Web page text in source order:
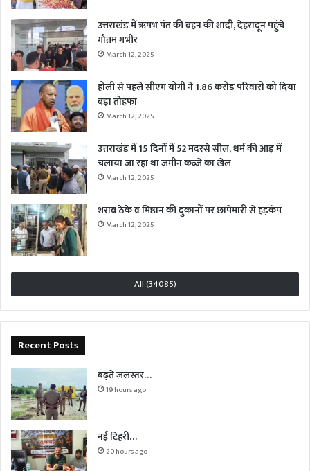
उत्तराखंड में ऋषभ पंत की बहन की शादी, देहरादून पहुंचे
गौतम गंभीर
March 12, 2025
होली से पहले सीएम योगी ने 1.86 करोड़ परिवारों को दिया
बड़ा तोहफा
March 12, 2025
उत्तराखंड में 15 दिनों में 52 मदरसे सील, धर्म की आड़ में
चलाया जा रहा था जमीन कब्जे का खेल
March 12, 2025
शराब ठेके व मिष्ठान की दुकानों पर छापेमारी से हड़कंप
March 12, 2025
All (34085)
Recent Posts
बढ़ते जलस्तर…
19 hours ago
नई टिहरी…
20 hours ago